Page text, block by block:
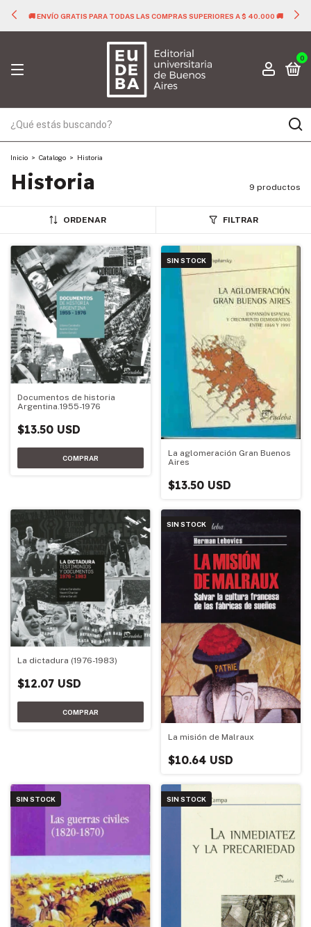
🚚 ENVÍO GRATIS PARA TODAS LAS COMPRAS SUPERIORES A $ 40.000 🚚
0
Inicio > Catalogo > Historia
Historia 9 productos
ORDENAR FILTRAR
Documentos de historia
Argentina.1955-1976
$13.50 USD
SIN STOCK
La aglomeración Gran Buenos
Aires
$13.50 USD
La dictadura (1976-1983)
$12.07 USD
SIN STOCK
La misión de Malraux
$10.64 USD
SIN STOCK SIN STOCK